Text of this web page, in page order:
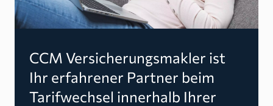
CCM Versicherungsmakler ist
Ihr erfahrener Partner beim
Tarifwechsel innerhalb Ihrer